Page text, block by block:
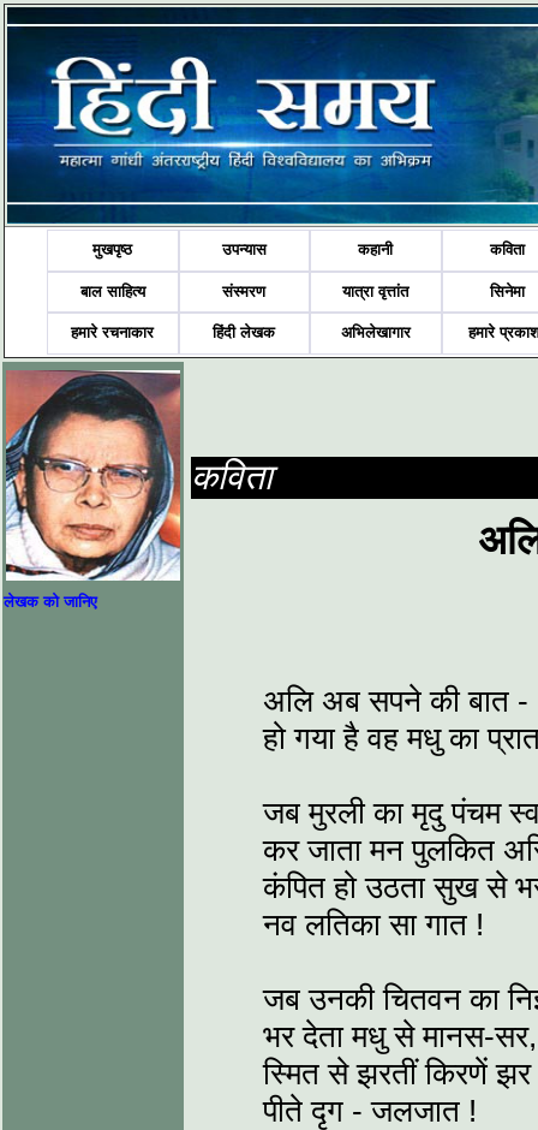
मुखपृष्ठ उपन्यास कहानी कविता
बाल साहित्य संस्मरण यात्रा वृत्तांत सिनेमा
हमारे रचनाकार हिंदी लेखक अभिलेखागार हमारे
लेखक को जानिए
कविता
अलि अब सपने की बात -
हो गया है वह मधु का
जब मुरली का मृदु पंचम
कर जाता मन पुलकित
कंपित हो उठता सुख से
नव लतिका सा गात !
जब उनकी चितवन का
भर देता मधु से मानस-सर,
स्मित से झरतीं किरणें
पीते दृग - जलजात !